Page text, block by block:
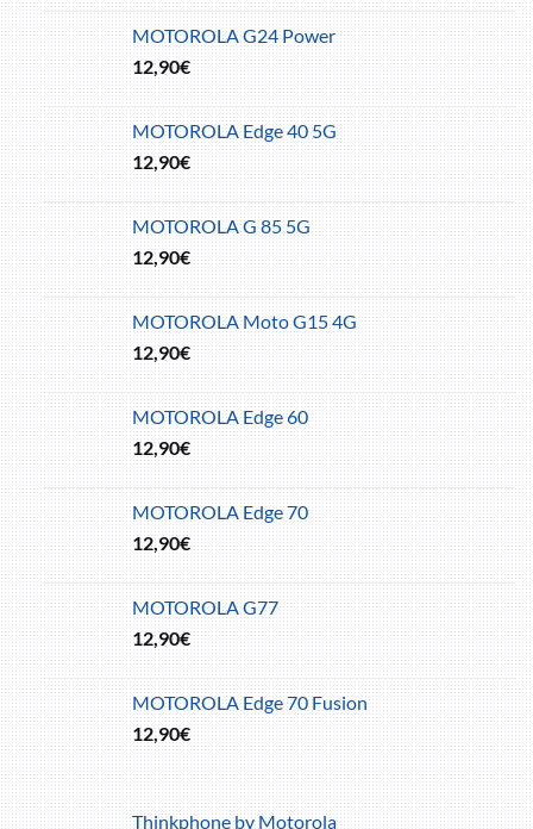
MOTOROLA G24 Power
12,90€
MOTOROLA Edge 40 5G
12,90€
MOTOROLA G 85 5G
12,90€
MOTOROLA Moto G15 4G
12,90€
MOTOROLA Edge 60
12,90€
MOTOROLA Edge 70
12,90€
MOTOROLA G77
12,90€
MOTOROLA Edge 70 Fusion
12,90€
Thinkphone by Motorola